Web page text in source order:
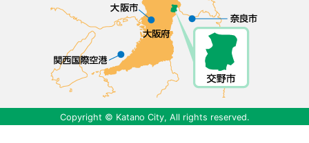
Copyright © Katano City, All rights reserved.